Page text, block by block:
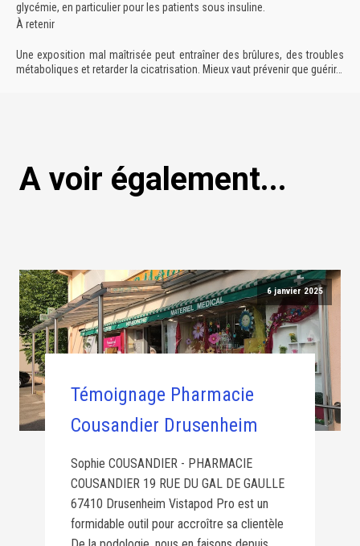
glycémie, en particulier pour les patients sous insuline.
À retenir
Une exposition mal maîtrisée peut entraîner des brûlures, des troubles
métaboliques et retarder la cicatrisation. Mieux vaut prévenir que guérir…
A voir également...
6 janvier 2025
Témoignage Pharmacie
Cousandier Drusenheim
Sophie COUSANDIER - PHARMACIE
COUSANDIER 19 RUE DU GAL DE GAULLE
67410 Drusenheim Vistapod Pro est un
formidable outil pour accroître sa clientèle